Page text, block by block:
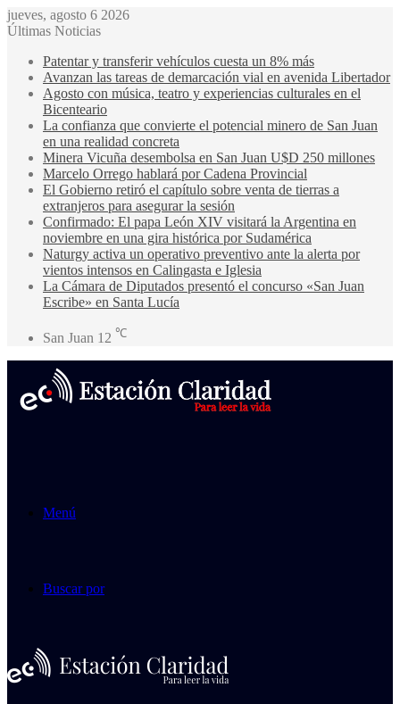
jueves, agosto 6 2026
Últimas Noticias
Patentar y transferir vehículos cuesta un 8% más
Avanzan las tareas de demarcación vial en avenida Libertador
Agosto con música, teatro y experiencias culturales en el
Bicenteario
La confianza que convierte el potencial minero de San Juan
en una realidad concreta
Minera Vicuña desembolsa en San Juan U$D 250 millones
Marcelo Orrego hablará por Cadena Provincial
El Gobierno retiró el capítulo sobre venta de tierras a
extranjeros para asegurar la sesión
Confirmado: El papa León XIV visitará la Argentina en
noviembre en una gira histórica por Sudamérica
Naturgy activa un operativo preventivo ante la alerta por
vientos intensos en Calingasta e Iglesia
La Cámara de Diputados presentó el concurso «San Juan
Escribe» en Santa Lucía
San Juan 12 ℃
Menú
Buscar por